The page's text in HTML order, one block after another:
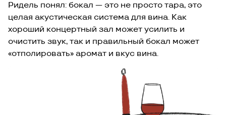
Ридель понял: бокал — это не просто тара, это
целая акустическая система для вина. Как
хороший концертный зал может усилить и
очистить звук, так и правильный бокал может
«отполировать» аромат и вкус вина.